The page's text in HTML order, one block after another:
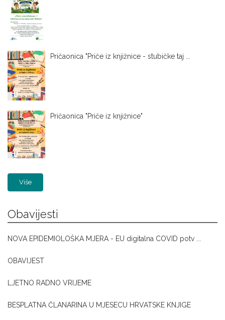
Pričaonica "Priče iz knjižnice - stubičke taj ...
Pričaonica "Priče iz knjižnice"
Više
Obavijesti
NOVA EPIDEMIOLOŠKA MJERA - EU digitalna COVID potv ...
OBAVIJEST
LJETNO RADNO VRIJEME
BESPLATNA ČLANARINA U MJESECU HRVATSKE KNJIGE